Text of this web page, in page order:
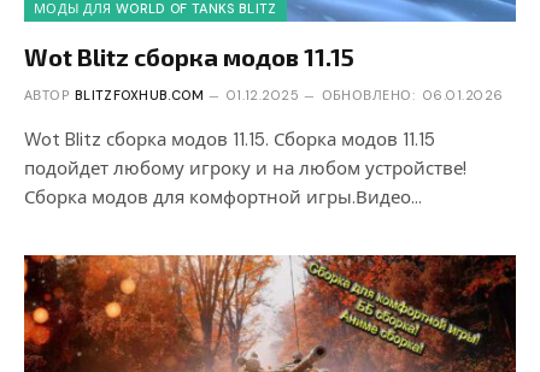
МОДЫ ДЛЯ WORLD OF TANKS BLITZ
Wot Blitz сборка модов 11.15
АВТОР BLITZFOXHUB.COM 01.12.2025 ОБНОВЛЕНО: 06.01.2026
Wot Blitz сборка модов 11.15. Сборка модов 11.15
подойдет любому игроку и на любом устройстве!
Сборка модов для комфортной игры.Видео…